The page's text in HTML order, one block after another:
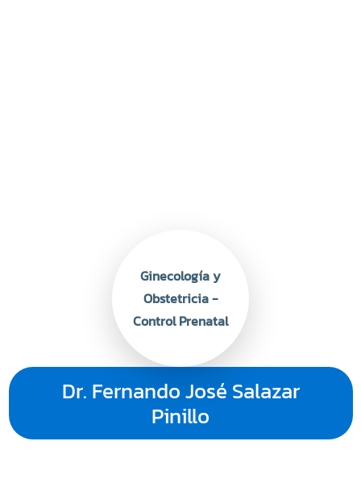
Dr. Fernando José Salazar
Pinillo
Ginecología y
Obstetricia -
Control Prenatal